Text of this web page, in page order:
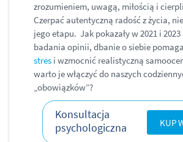
zrozumieniem, uwagą, miłością i
Czerpać autentyczną radość z życia,
jego etapu. Jak pokazały w 2021 i
badania opinii, dbanie o siebie pomaga
stres i wzmocnić realistyczną
warto je włączyć do naszych
„obowiązków”?
Konsultacja
psychologiczna
KUP